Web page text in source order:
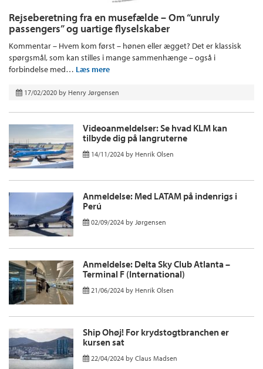
Rejseberetning fra en musefælde – Om “unruly
passengers” og uartige flyselskaber
Kommentar – Hvem kom først – hønen eller ægget? Det er klassisk
spørgsmål, som kan stilles i mange sammenhænge – også i
forbindelse med… Læs mere
17/02/2020 by Henry Jørgensen
Videoanmeldelser: Se hvad KLM kan
tilbyde dig på langruterne
14/11/2024 by Henrik Olsen
Anmeldelse: Med LATAM på indenrigs i
Perú
02/09/2024 by Jørgensen
Anmeldelse: Delta Sky Club Atlanta –
Terminal F (International)
21/06/2024 by Henrik Olsen
Ship Ohøj! For krydstogtbranchen er
kursen sat
22/04/2024 by Claus Madsen